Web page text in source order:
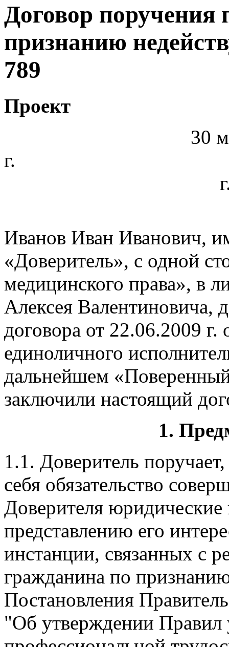
Договор поручения
признанию
789
Проект
30
Иванов Иван Иванович,
«Доверитель», с одной
медицинского права», в
Алексея Валентиновича,
договора от 22.06.2009
единоличного
дальнейшем
заключили настоящий
1.
1.1. Доверитель
себя обязательство
Доверителя юридические
представлению его
инстанции, связанных с
гражданина по
Постановления
"Об утверждении Правил